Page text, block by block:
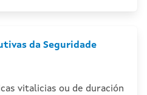
da Seguridade
vitalicias ou de duración